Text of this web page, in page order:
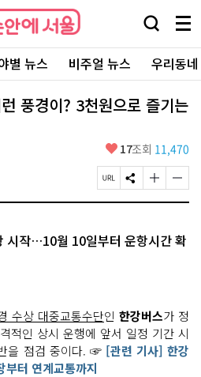
검
창
열
기
메
뉴
전
체
보
별 뉴스 비주얼 뉴스 우리동
풍경이? 3천원으로 즐기는
좋
요
17조회 11,470
페
이
R
L
S
N
유
하
글
자
크
게
글
자
작
게
시작…10월 10일부터 운항시간 확
수상 대중교통수단인 한강버스가 정
적인 상시 운행에 앞서 일정 기간 시
을 점검 중이다. ☞[관련 기사] 한강
부터 연계교통까지